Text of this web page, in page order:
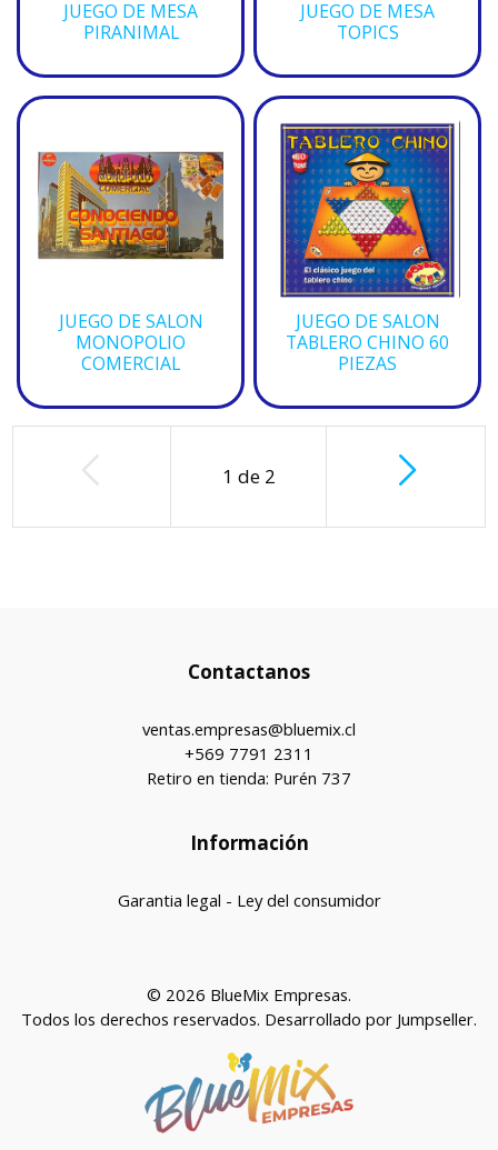
JUEGO DE MESA
PIRANIMAL
JUEGO DE MESA
TOPICS
JUEGO DE SALON
MONOPOLIO
COMERCIAL
JUEGO DE SALON
TABLERO CHINO 60
PIEZAS
1 de 2
Contactanos
ventas.empresas@bluemix.cl
+569 7791 2311
Retiro en tienda: Purén 737
Información
Garantia legal - Ley del consumidor
© 2026 BlueMix Empresas.
Todos los derechos reservados. Desarrollado por Jumpseller.